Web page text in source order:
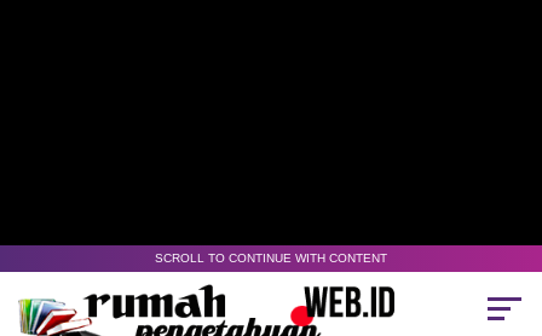
SCROLL TO CONTINUE WITH CONTENT